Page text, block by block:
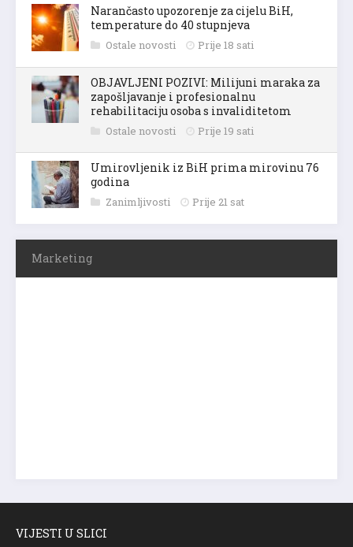
Narančasto upozorenje za cijelu BiH,
temperature do 40 stupnjeva
Ostale novosti Prije 18 sati
OBJAVLJENI POZIVI: Milijuni maraka za
zapošljavanje i profesionalnu
rehabilitaciju osoba s invaliditetom
Ostale novosti Prije 19 sati
Umirovljenik iz BiH prima mirovinu 76
godina
Zanimljivosti Prije 21 sat
Marketing
VIJESTI U SLICI